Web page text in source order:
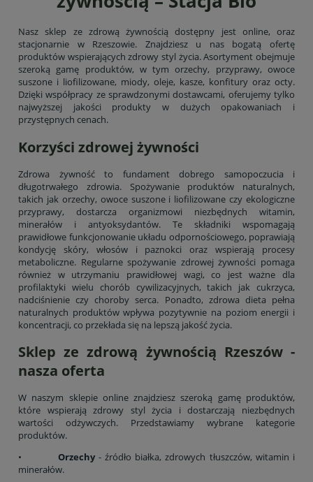
Nasz sklep ze zdrową żywnością dostępny jest online, oraz
stacjonarnie w Rzeszowie. Znajdziesz u nas bogatą ofertę
produktów wspierających zdrowy styl życia. Asortyment obejmuje
szeroką gamę produktów, w tym orzechy, przyprawy, owoce
suszone i liofilizowane, miody, oleje, kasze, konfitury oraz octy.
Dzięki współpracy ze sprawdzonymi dostawcami, oferujemy tylko
najwyższej jakości produkty w dużych opakowaniach i
przystępnych cenach.
Korzyści zdrowej żywności
Zdrowa żywność to fundament dobrego samopoczucia i
długotrwałego zdrowia. Spożywanie produktów naturalnych,
takich jak orzechy, owoce suszone i liofilizowane czy ekologiczne
przyprawy, dostarcza organizmowi niezbędnych witamin,
minerałów i antyoksydantów. Te składniki wspomagają
prawidłowe funkcjonowanie układu odpornościowego, poprawiają
kondycję skóry, włosów i paznokci oraz wspierają procesy
metaboliczne. Regularne spożywanie zdrowej żywności pomaga
również w utrzymaniu prawidłowej wagi, co jest ważne dla
profilaktyki wielu chorób cywilizacyjnych, takich jak cukrzyca,
nadciśnienie czy choroby serca. Ponadto, zdrowa dieta pełna
naturalnych produktów wpływa pozytywnie na poziom energii i
koncentracji, co przekłada się na lepszą jakość życia.
Sklep ze zdrową żywnością Rzeszów -
nasza oferta
W naszym sklepie online znajdziesz szeroką gamę produktów,
które wspierają zdrowy styl życia i dostarczają niezbędnych
wartości odżywczych. Przedstawiamy wybrane kategorie
produktów.
• Orzechy- źródło białka, zdrowych tłuszczów, witamin i
minerałów.